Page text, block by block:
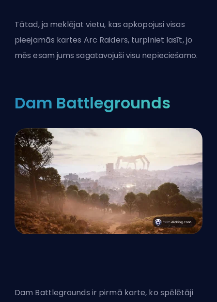
Tātad, ja meklējat vietu, kas apkopojusi visas
pieejamās kartes Arc Raiders, turpiniet lasīt, jo
mēs esam jums sagatavojuši visu nepieciešamo.
Dam Battlegrounds
Dam Battlegrounds ir pirmā karte, ko spēlētāji